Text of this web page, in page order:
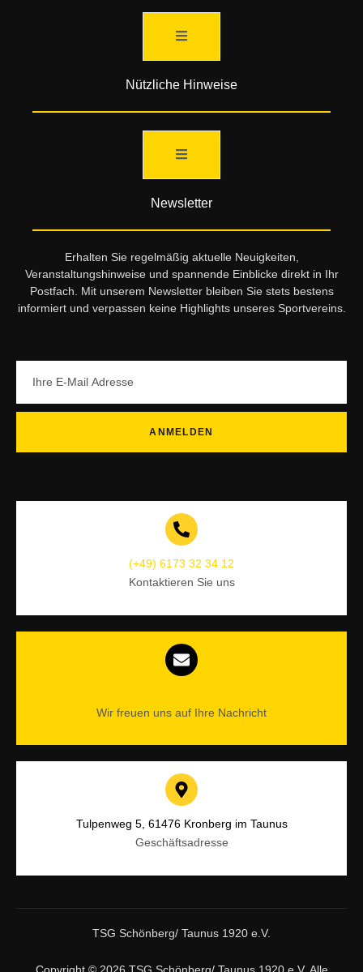
Nützliche Hinweise
Newsletter
Erhalten Sie regelmäßig aktuelle Neuigkeiten,
Veranstaltungshinweise und spannende Einblicke direkt in Ihr
Postfach. Mit unserem Newsletter bleiben Sie stets bestens
informiert und verpassen keine Highlights unseres Sportvereins.
ANMELDEN
(+49) 6173 32 34 12
Kontaktieren Sie uns
Wir freuen uns auf Ihre Nachricht
Tulpenweg 5, 61476 Kronberg im Taunus
Geschäftsadresse
TSG Schönberg/ Taunus 1920 e.V.